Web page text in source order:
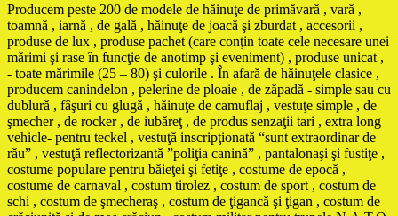
Producem peste 200 de modele de hăinuţe de primăvară , vară ,
toamnă , iarnă , de gală , hăinuţe de joacă şi zburdat , accesorii ,
produse de lux , produse pachet (care conţin toate cele necesare unei
mărimi şi rase în funcţie de anotimp şi eveniment) , produse unicat ,
- toate mărimile (25 – 80) şi culorile . În afară de hăinuţele clasice ,
producem canindelon , pelerine de ploaie , de zăpadă - simple sau cu
dublură , fâşuri cu glugă , hăinuţe de camuflaj , vestuţe simple , de
şmecher , de rocker , de iubăreţ , de produs senzaţii tari , extra long
vehicle- pentru teckel , vestuţă inscripţionată “sunt extraordinar de
rău” , vestuţă reflectorizantă ”poliţia canină” , pantalonaşi şi fustiţe ,
costume populare pentru băieţei şi fetiţe , costume de epocă ,
costume de carnaval , costum tirolez , costum de sport , costum de
schi , costum de şmecheraş , costum de ţigancă şi ţigan , costum de